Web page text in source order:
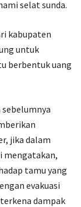
selat sunda.
kabupaten
untuk
berbentuk uang
jika dalam
mengatakan,
tamu yang
evakuasi
dampak